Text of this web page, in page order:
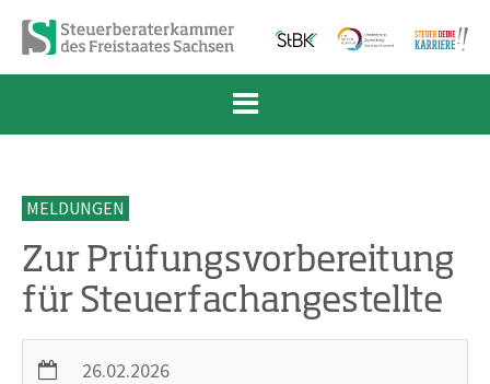
Zum Inhalt springen
Zur Navigation springen
Zum Fußbereich und Kontakt springen
MELDUNGEN
Zur Prüfungsvorbereitung
für Steuerfachangestellte
26.02.2026